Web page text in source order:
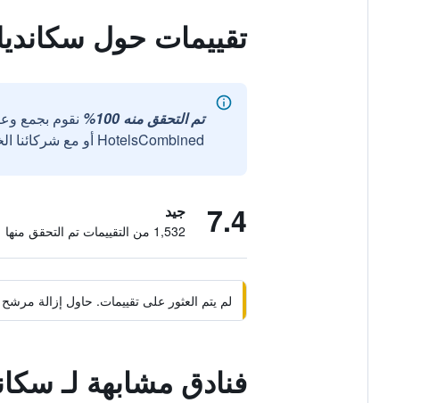
تقييمات حول
تم التحقق منه 100%
نقوم بجمع
HotelsCombined أو مع شركائنا الخارجيين الموثوقين.
7.4 جيد
1,532 من التقييمات تم التحقق منها
لم يتم العثور على تقييمات. حاول إزالة
فنادق مشابهة لـ